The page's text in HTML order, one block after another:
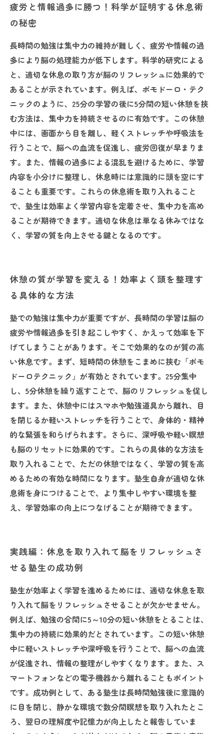
疲労と情報過多に勝つ！科学が証明する休息術
の秘密
長時間の勉強は集中力の維持が難しく、疲労や情報の過
多により脳の処理能力が低下します。科学的研究による
と、適切な休息の取り方が脳のリフレッシュに効果的で
あることが示されています。例えば、ポモドーロ・テク
ニックのように、25分の学習の後に5分間の短い休憩を挟
む方法は、集中力を持続させるのに有効です。この休憩
中には、画面から目を離し、軽くストレッチや呼吸法を
行うことで、脳への血流を促進し、疲労回復が早まりま
す。また、情報の過多による混乱を避けるために、学習
内容を小分けに整理し、休息時には意識的に頭を空にす
ることも重要です。これらの休息術を取り入れること
で、塾生は効率よく学習内容を定着させ、集中力を高め
ることが期待できます。適切な休息は単なる休みではな
く、学習の質を向上させる鍵となるのです。
休憩の質が学習を変える！効率よく頭を整理す
る具体的な方法
塾での勉強は集中力が重要ですが、長時間の学習は脳の
疲労や情報過多を引き起こしやすく、かえって効率を下
げてしまうことがあります。そこで効果的なのが質の高
い休息です。まず、短時間の休憩をこまめに挟む「ポモ
ドーロテクニック」が有効とされています。25分集中
し、5分休憩を繰り返すことで、脳のリフレッシュを促し
ます。また、休憩中にはスマホや勉強道具から離れ、目
を閉じるか軽いストレッチを行うことで、身体的・精神
的な緊張を和らげられます。さらに、深呼吸や軽い瞑想
も脳のリセットに効果的です。これらの具体的な方法を
取り入れることで、ただの休憩ではなく、学習の質を高
めるための有効な時間になります。塾生自身が適切な休
息術を身につけることで、より集中しやすい環境を整
え、学習効率の向上につなげることが期待できます。
実践編：休息を取り入れて脳をリフレッシュさ
せる塾生の成功例
塾生が効率よく学習を進めるためには、適切な休息を取
り入れて脳をリフレッシュさせることが欠かせません。
例えば、勉強の合間に5～10分の短い休憩をとることは、
集中力の持続に効果的だとされています。この短い休憩
中に軽いストレッチや深呼吸を行うことで、脳への血流
が促進され、情報の整理がしやすくなります。また、ス
マートフォンなどの電子機器から離れることもポイント
です。成功例として、ある塾生は長時間勉強後に意識的
に目を閉じ、静かな環境で数分間瞑想を取り入れたとこ
ろ、翌日の理解度や記憶力が向上したと報告していま